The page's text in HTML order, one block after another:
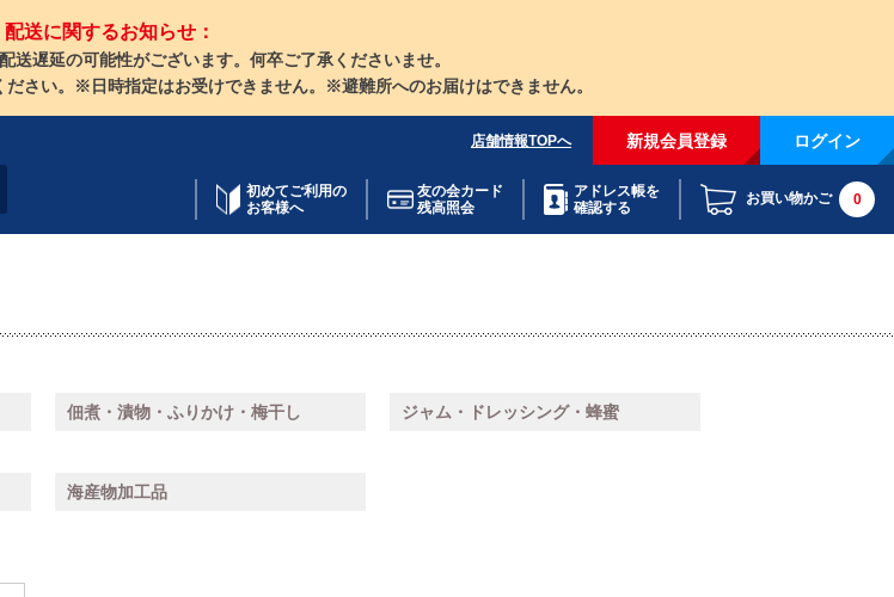
配送に関するお知らせ：
送遅延の可能性がございます。何卒ご了承くださいませ。
さい。※日時指定はお受けできません。※避難所へのお届けはできません。
店舗情報TOPへ 新規会員登録 ログイン
初めてご利用の
お客様へ
友の会カード
残高照会
アドレス帳を
確認する
お買い物かご 0
佃煮・漬物・ふりかけ・梅干し ジャム・ドレッシング・蜂蜜
海産物加工品